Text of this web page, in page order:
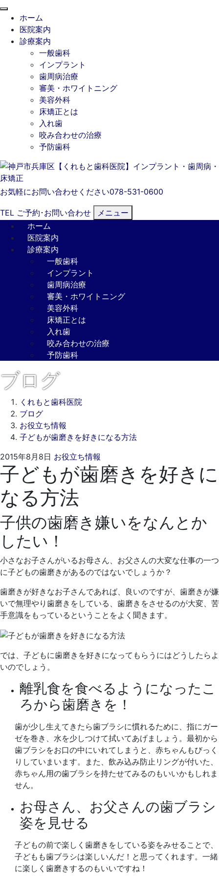
ホーム
医院案内
診療案内
一般歯科
インプラント
歯周病治療
審美・ホワイトニング
美容外科
床矯正とは
入れ歯
咬み合わせの治療
予防歯科
お気軽にお問い合わせください078-531-0600
TEL ご予約･ お問い合わせ
メニュー
ホーム
医院案内
診療案内
一般歯科
インプラント
歯周病治療
審美・ホワイトニング
美容外科
床矯正とは
入れ歯
咬み合わせの治療
予防歯科
ブログ
くれもと歯科医院
ブログ
お役立ち情報
子どもが歯磨きを好きになる方法
2015年8月8日 お役立ち情報
年
4
日
れ
も
科
医
子どもが歯磨きを好きに
なる方法
子供の歯磨き嫌いをなんとか
したい！
小さなお子さんがいるお母さん、お父さんの大変な仕事の一つ
に子どもの歯磨きがあるのではないでしょうか？
歯磨きが好きなお子さんであれば、良いのですが、歯磨きが嫌
いで無理やり歯磨きをしている、歯磨きをさせるのが大変、苦
手意識をもっているということをよく聞きます。
では、子どもに歯磨きを好きになってもらうにはどうしたらよ
いのでしょう。
離乳食を食べるようになったこ
ろから歯磨きを！
歯が少し生えてきたら歯ブラシに慣れるために、指にガー
ゼを巻き、水を少しつけて拭いてあげましょう。最初から
歯ブラシをお口の中にいれてしまうと、赤ちゃんもびっく
りしていまいます。また、飲み込み防止リングが付いた、
赤ちゃん用の歯ブラシを持たせてみるのもいいかもしれま
せん。
お母さん、お父さんの歯ブラシ
姿を見せる
子どもの前で楽しく歯磨きをしている姿をみせることで、
子どもも歯ブラシは楽しいんだ！と思ってくれます。一緒
に楽しく歯磨きするのもいいですね！